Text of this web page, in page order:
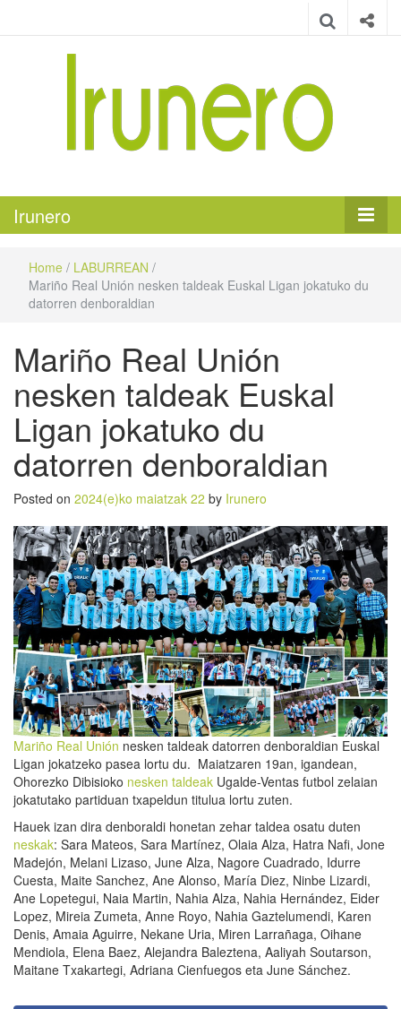
Irunero
Home / LABURREAN /
Mariño Real Unión nesken taldeak Euskal Ligan jokatuko du
datorren denboraldian
Mariño Real Unión
nesken taldeak Euskal
Ligan jokatuko du
datorren denboraldian
Posted on 2024(e)ko maiatzak 22 by Irunero
Mariño Real Unión nesken taldeak datorren denboraldian Euskal
Ligan jokatzeko pasea lortu du. Maiatzaren 19an, igandean,
Ohorezko Dibisioko nesken taldeak Ugalde-Ventas futbol zelaian
jokatutako partiduan txapeldun titulua lortu zuten.
Hauek izan dira denboraldi honetan zehar taldea osatu duten
neskak: Sara Mateos, Sara Martínez, Olaia Alza, Hatra Nafi, Jone
Madejón, Melani Lizaso, June Alza, Nagore Cuadrado, Idurre
Cuesta, Maite Sanchez, Ane Alonso, María Diez, Ninbe Lizardi,
Ane Lopetegui, Naia Martin, Nahia Alza, Nahia Hernández, Eider
Lopez, Mireia Zumeta, Anne Royo, Nahia Gaztelumendi, Karen
Denis, Amaia Aguirre, Nekane Uria, Miren Larrañaga, Oihane
Mendiola, Elena Baez, Alejandra Baleztena, Aaliyah Soutarson,
Maitane Txakartegi, Adriana Cienfuegos eta June Sánchez.